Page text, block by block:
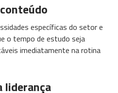
específicas do setor e
o tempo de estudo seja
imediatamente na rotina
liderança